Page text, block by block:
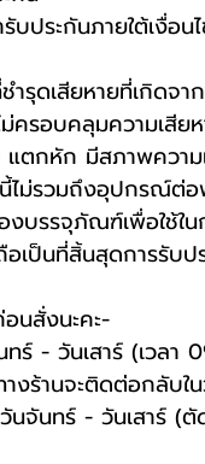
ระกันภายใต้เงื่อนไ
รุดเสียหายที่เกิดจ
ม่ครอบคลุมความเสี
แตกหัก มีสภาพควา
ไม่รวมถึงอุปกรณ์ต่
บรรจุภัณฑ์เพื่อใช้ใน
เป็นที่สิ้นสุดการรับป
นสั่งนะคะ-️
ร์ - วันเสาร์ (เวลา
งร้านจะติดต่อกลับใ
นจันทร์ - วันเสาร์ (